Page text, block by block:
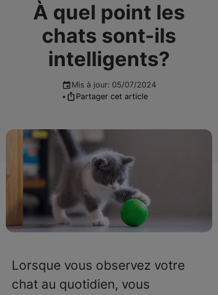
À quel point les
chats sont-ils
intelligents?
Mis à jour: 05/07/2024
•
Partager cet article
Lorsque vous observez votre
chat au quotidien, vous